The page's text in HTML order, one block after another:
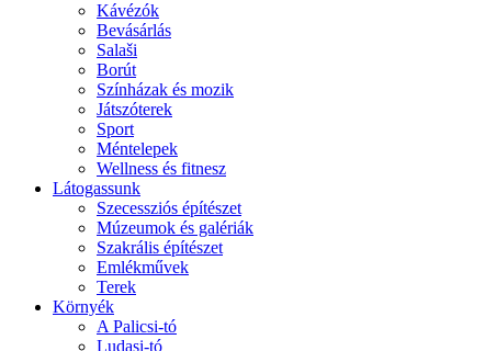
Kávézók
Bevásárlás
Salaši
Borút
Színházak és mozik
Játszóterek
Sport
Méntelepek
Wellness és fitnesz
Látogassunk
Szecessziós építészet
Múzeumok és galériák
Szakrális építészet
Emlékművek
Terek
Környék
A Palicsi-tó
Ludasi-tó